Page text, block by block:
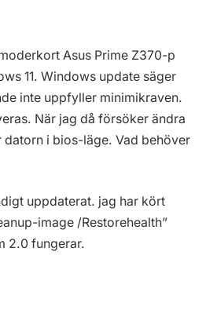
Asus Prime Z370-p
11. Windows update säger
inte uppfyller minimikraven.
När jag då försöker ändra
datorn i bios-läge. Vad behöver
uppdaterat. jag har kört
image /Restorehealth”
2.0 fungerar.